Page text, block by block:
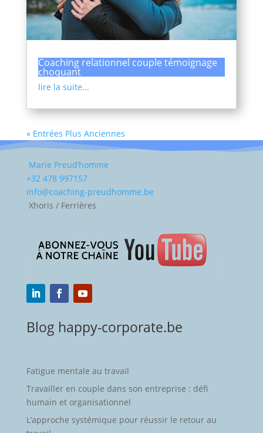
Coaching relationnel couple témoignage
choquant
lire la suite...
« Entrées Plus Anciennes
Marie Preud’homme
+32 478 997157
info@coaching-preudhomme.be
Xhoris / Ferrières
Blog happy-corporate.be
Fatigue mentale au travail
Travailler en couple dans son entreprise : défi
humain et organisationnel
L’approche systémique pour réussir le retour au